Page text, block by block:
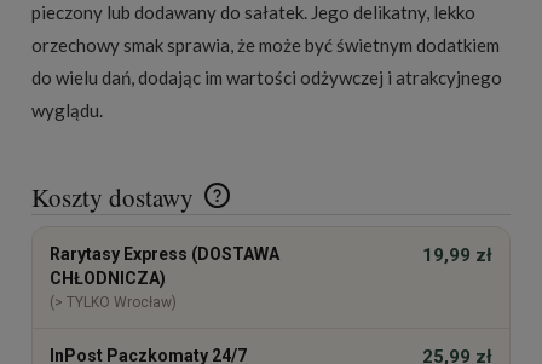
pieczony lub dodawany do sałatek. Jego delikatny, lekko
orzechowy smak sprawia, że może być świetnym dodatkiem
do wielu dań, dodając im wartości odżywczej i atrakcyjnego
wyglądu.
Koszty dostawy
Cena nie zawiera ewentualnych kosztów płatności
Rarytasy Express (DOSTAWA
CHŁODNICZA)
(> TYLKO Wrocław)
19,99 zł
InPost Paczkomaty 24/7 25,99 zł